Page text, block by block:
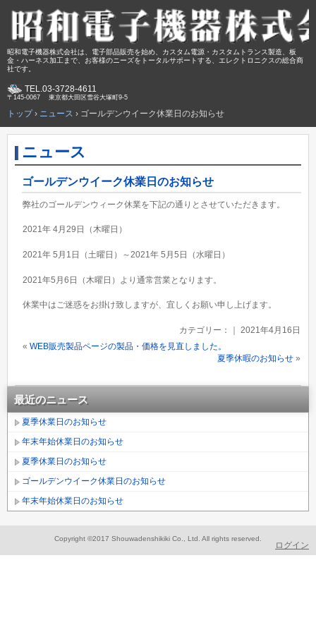
昭和電子機器株式会社は、電子部品販売を始め、カスタム電源・カスタムトランス製造、板
金・ハーネス加工まで、お客様のニーズをトータルサポートする、エレクトロニクスの総合商
社です。
TEL.03-3728-4611
〒145-0067 東京都大田区雪谷大塚町9-5
トップ› ニュース › ゴールデンウイーク休業日のお知らせ
ニュース
ゴールデンウイーク休業日のお知らせ
弊社のゴールデンウィーク休業を下記の通りとさせていただきます。
2021年 4月29日（木曜日）
2021年 5月1日（土曜日）～2021年 5月5日（水曜日）
2021年5月6日（木曜日）より通常営業となります。
休業中はご迷惑をお掛け致しますが、宜しくお願い申し上げます。
カテゴリー：｜ 2021年4月16日
«WEB販売製品ページの製品・価格を見直しました。
夏季休暇のお知らせ»
最近のニュース
夏季休業日のお知らせ
年末年始休業日のお知らせ
夏季休業日のお知らせ
ゴールデンウイーク休業日のお知らせ
年末年始休業日のお知らせ
Copyright ©2017 Shouwadenshikiki Co., Ltd. All rights reserved.
ログイン